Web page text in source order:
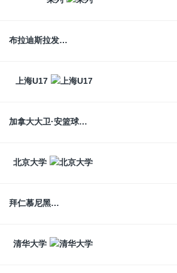
布拉迪斯拉发
上海U17
加拿大大卫·安篮球学院
北京大学
拜仁慕尼黑
清华大学